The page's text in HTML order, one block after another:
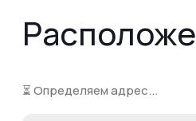
⏳ Определяем адрес...